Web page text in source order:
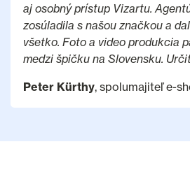
aj osobný prístup Vizartu.
zosúladila s našou značkou a
všetko. Foto a video produkcia
medzi špičku na Slovensku.
Peter Kürthy, spolumajiteľ e-